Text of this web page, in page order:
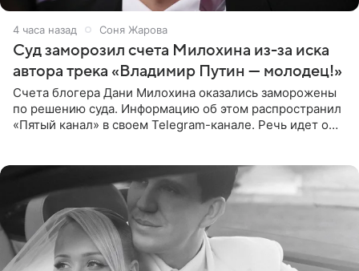
4 часа назад Соня Жарова
Суд заморозил счета Милохина из-за иска
автора трека «Владимир Путин — молодец!»
Счета блогера Дани Милохина оказались заморожены
по решению суда. Информацию об этом распространил
«Пятый канал» в своем Telegram-канале. Речь идет о